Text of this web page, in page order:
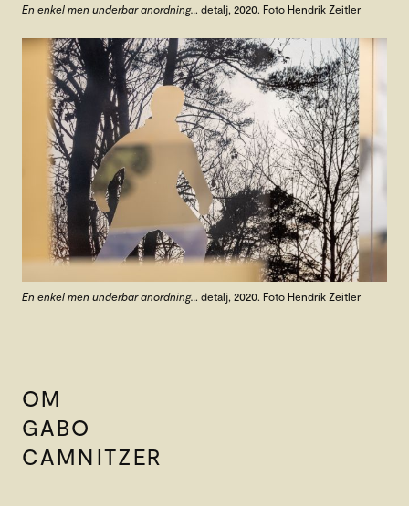
En enkel men underbar anordning… detalj, 2020. Foto Hendrik Zeitler
En enkel men underbar anordning… detalj, 2020. Foto Hendrik Zeitler
OM
GABO
CAMNITZER